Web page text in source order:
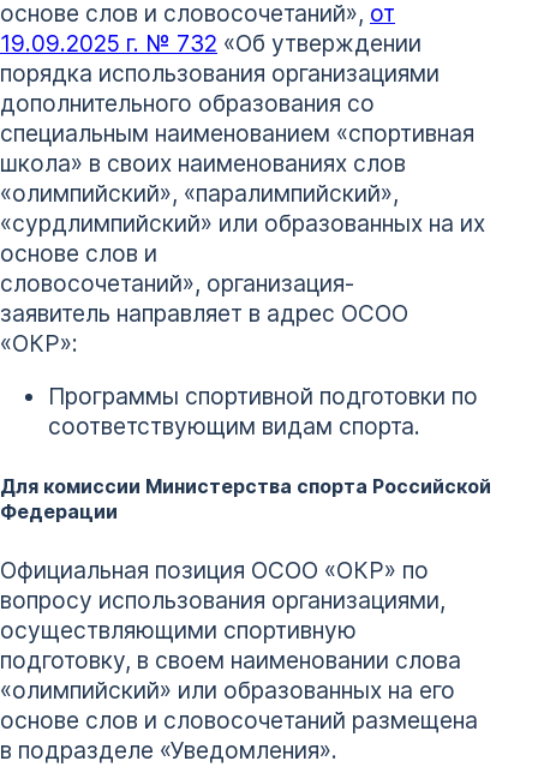
основе слов и словосочетаний», от
19.09.2025 г. № 732 «Об утверждении
порядка использования организациями
дополнительного образования со
специальным наименованием «спортивная
школа» в своих наименованиях слов
«олимпийский», «паралимпийский»,
«сурдлимпийский» или образованных на их
основе слов и
словосочетаний», организация-
заявитель направляет в адрес ОСОО
«ОКР»:
Программы спортивной подготовки по
соответствующим видам спорта.
Для комиссии Министерства спорта Российской
Федерации
Официальная позиция ОСОО «ОКР» по
вопросу использования организациями,
осуществляющими спортивную
подготовку, в своем наименовании слова
«олимпийский» или образованных на его
основе слов и словосочетаний размещена
в подразделе «Уведомления».